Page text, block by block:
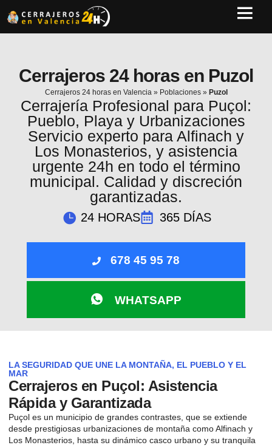
Cerrajeros 24 horas en Puzol
Cerrajeros 24 horas en Valencia» Poblaciones» Puzol
Cerrajería Profesional para Puçol:
Pueblo, Playa y Urbanizaciones
Servicio experto para Alfinach y
Los Monasterios, y asistencia
urgente 24h en todo el término
municipal. Calidad y discreción
garantizadas.
24 HORAS 365 DÍAS
678 45 95 78
WHATSAPP
LA SEGURIDAD QUE UNE LA MONTAÑA, EL PUEBLO Y EL
MAR
Cerrajeros en Puçol: Asistencia
Rápida y Garantizada
Puçol es un municipio de grandes contrastes, que se extiende
desde prestigiosas urbanizaciones de montaña como Alfinach y
Los Monasterios, hasta su dinámico casco urbano y su tranquila